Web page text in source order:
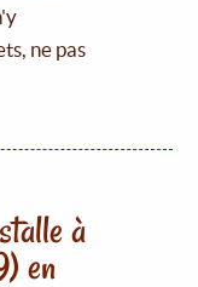
ne pas
à
en